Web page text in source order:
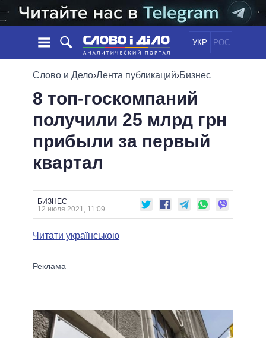
УКР РОС
НОВОСТИ
ЛЕНТА
СОБЫТИЯ
СТАТЬИ
МНЕНИЯ
ОБЗОРЫ
ДАЙДЖЕСТЫ
ПОЛИТИКА
ЭКОНОМИКА
ОБЩЕСТВО
ОБЕЩАНИЯ
ПОЛИТИКИ
ВСЕ ПОЛИТИКИ
ПРЕЗИДЕНТ И ОФИС
ВЕРХОВНАЯ РАДА
КАБИНЕТ МИНИСТРОВ
МЭРЫ
ИНФОГРАФИКА
ПОДДЕРЖАТЬ
СРАВНЕНИЕ ПОЛИТИКОВ
Слово и Дело›Лента публикаций›Бизнес
8 топ-госкомпаний
получили 25 млрд грн
прибыли за первый
квартал
БИЗНЕС
12 июля 2021, 11:09
Читати українською